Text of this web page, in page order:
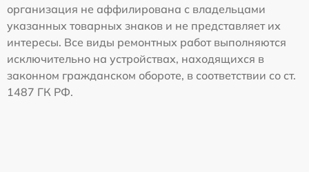
организация не аффилирована с владельцами
указанных товарных знаков и не представляет их
интересы. Все виды ремонтных работ выполняются
исключительно на устройствах, находящихся в
законном гражданском обороте, в соответствии со ст.
1487 ГК РФ.